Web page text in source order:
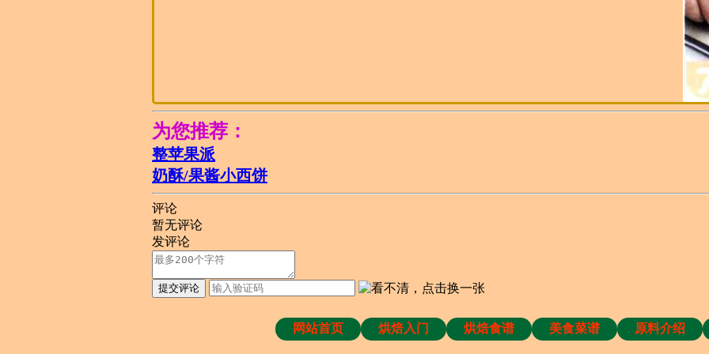
为您推荐：
整苹果派
奶酥/果酱小西饼
评论
暂无评论
发评论
提交评论
网站首页 烘焙入门 烘焙食谱 美食菜谱 原料介绍